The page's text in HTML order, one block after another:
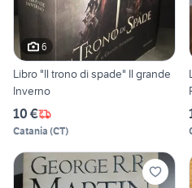
6
Libro "Il trono di spade" Il grande
Inverno
10 €
Catania (CT)